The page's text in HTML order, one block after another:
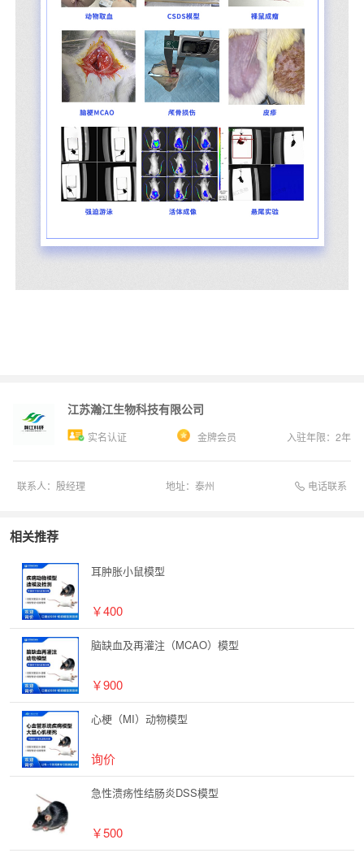
江苏瀚江生物科技有限公司
实名认证 金牌会员 入驻年限： 2年
联系人： 殷经理 地址： 泰州 电话联系
相关推荐
耳肿胀小鼠模型
￥400
脑缺血及再灌注（MCAO）模型
￥900
心梗（MI）动物模型
询价
急性溃疡性结肠炎DSS模型
￥500